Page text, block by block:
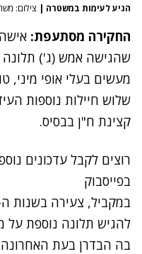
הגיע לעימות במשטרה | צילום:
החקירה מסתעפת:
שהגישה אמש (ג') תלונה
מעשים בעלי אופי מיני,
שלוש חיילות נוספות
קצינת ח"ן בבסיס.
בפייסבוק
להגיש תלונה נוספת על
בה הבדרן בעת